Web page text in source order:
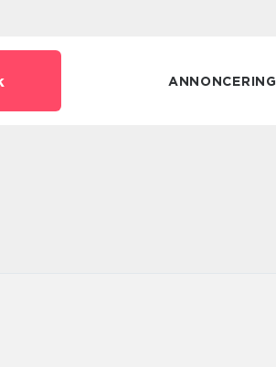
ANNONCERING